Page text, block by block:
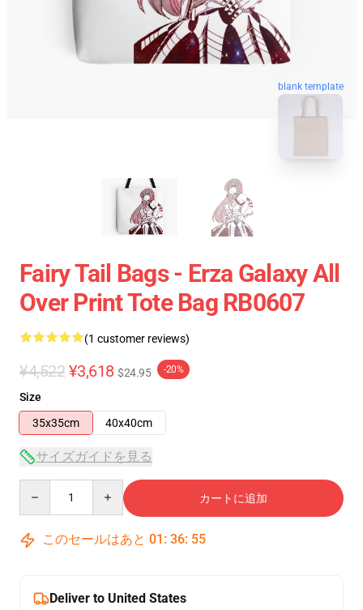
blank template
Fairy Tail Bags - Erza Galaxy All
Over Print Tote Bag RB0607
(1 customer reviews)
¥4,522 ¥3,618 $24.95 -20%
Size
35x35cm
40x40cm
サイズガイドを見る
カートに追加
このセールはあと 01 : 36: 54
Deliver to United States